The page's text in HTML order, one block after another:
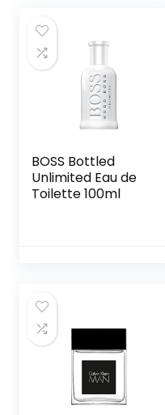
BOSS Bottled
Unlimited Eau de
Toilette 100ml